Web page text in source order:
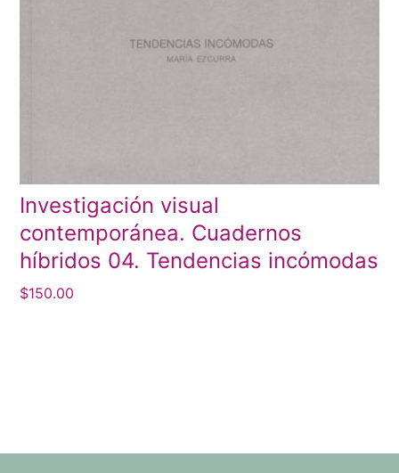
Investigación visual
contemporánea. Cuadernos
híbridos 04. Tendencias incómodas
$150.00